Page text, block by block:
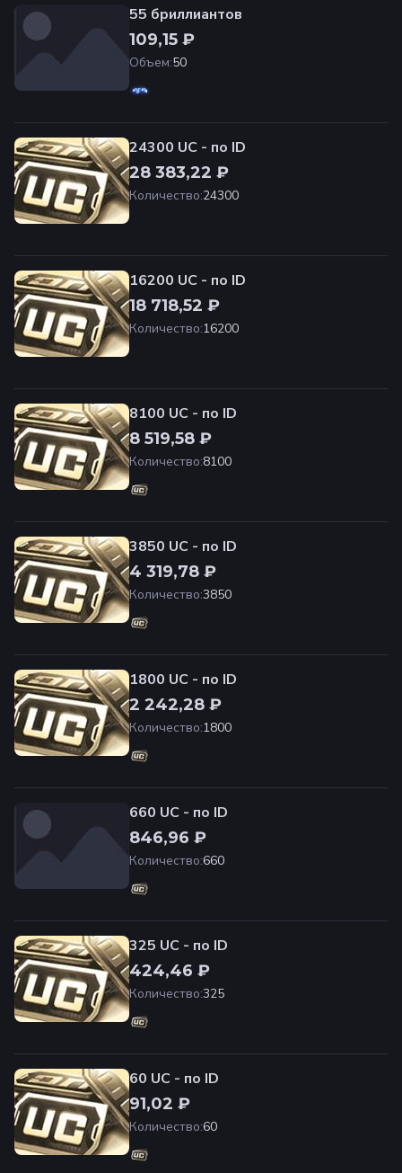
55 бриллиантов
109,15 ₽
Объем:50
24300 UC - по ID
28 383,22 ₽
Количество:24300
16200 UC - по ID
18 718,52 ₽
Количество:16200
8100 UC - по ID
8 519,58 ₽
Количество:8100
3850 UC - по ID
4 319,78 ₽
Количество:3850
1800 UC - по ID
2 242,28 ₽
Количество:1800
660 UC - по ID
846,96 ₽
Количество:660
325 UC - по ID
424,46 ₽
Количество:325
60 UC - по ID
91,02 ₽
Количество:60